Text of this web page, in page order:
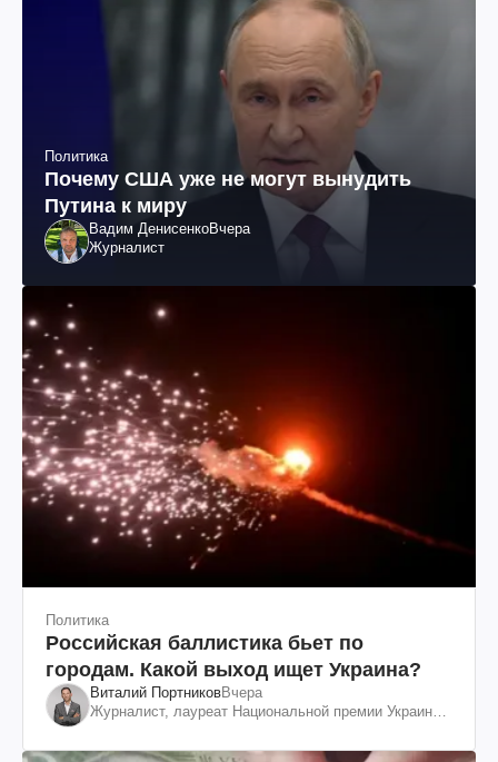
Политика
Почему США уже не могут вынудить
Путина к миру
Вадим ДенисенкоВчера
Журналист
Политика
Российская баллистика бьет по
городам. Какой выход ищет Украина?
Виталий ПортниковВчера
Журналист, лауреат Национальной премии Украины